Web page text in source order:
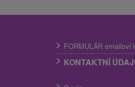
FORMULÁR emailoví
KONTAKTNÍ